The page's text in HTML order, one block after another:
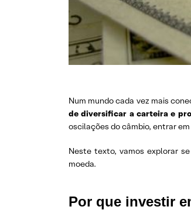
Num mundo cada vez mais
de diversificar a carteira e
oscilações do câmbio, entrar
Neste texto, vamos explorar
moeda.
Por que investir